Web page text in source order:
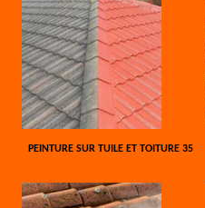
PEINTURE SUR TUILE ET TOITURE 35